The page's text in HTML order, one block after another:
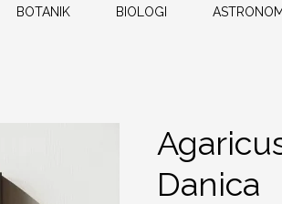
BOTANIK BIOLOGI ASTRONOMI
Danica